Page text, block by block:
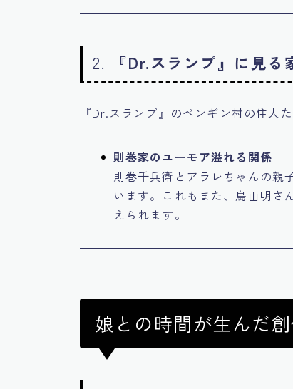
2. 『Dr.スランプ』に見る
『Dr.スランプ』のペンギン村の住人
則巻家のユーモア溢れる関係
則巻千兵衛とアラレちゃんの親
います。これもまた、鳥山明さ
えられます。
娘との時間が生んだ